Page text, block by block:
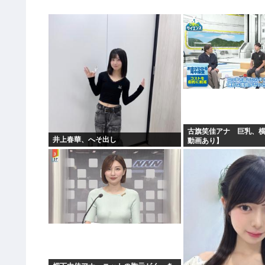
井上春華、へそ出し
古旗笑佳アナ 巨乳、
動画あり】